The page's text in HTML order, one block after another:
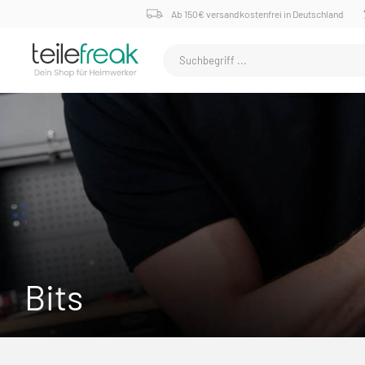
Ab 150€ versandkostenfrei in Deutschland
Bits